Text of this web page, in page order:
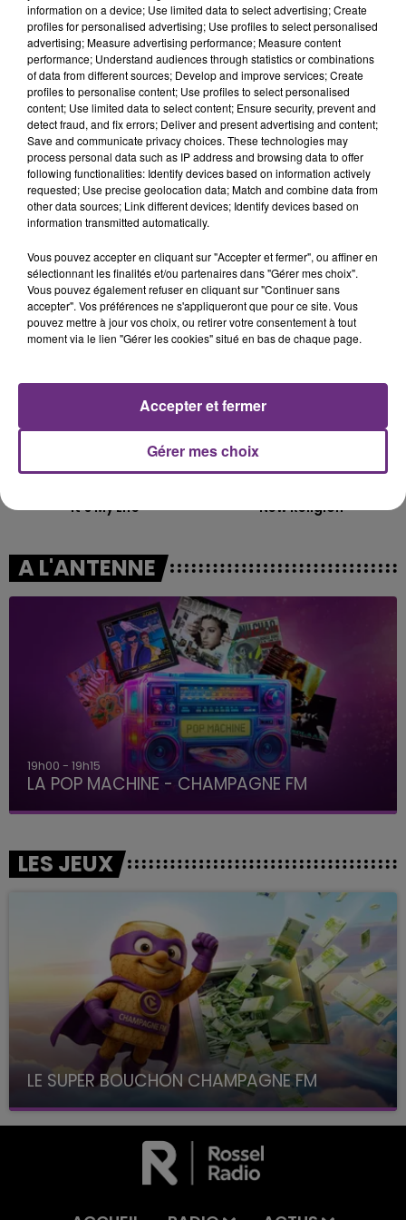
de 20 ans a été...
TITRES DIFFUSÉS
11h36
11h36
Fever Dream
11h30
11h30
J'me Demande
11h26
11h26
It's My Life
11h23
11h23
New Religion
A L'ANTENNE
19h00 - 19h15
LA POP MACHINE - CHAMPAGNE FM
LES JEUX
LE SUPER BOUCHON CHAMPAGNE FM
avec La Famille Champagne FM, à 8H10
information on a device; Use limited data to select advertising; Create
profiles for personalised advertising; Use profiles to select personalised
advertising; Measure advertising performance; Measure content
performance; Understand audiences through statistics or combinations
of data from different sources; Develop and improve services; Create
profiles to personalise content; Use profiles to select personalised
content; Use limited data to select content; Ensure security, prevent and
detect fraud, and fix errors; Deliver and present advertising and content;
Save and communicate privacy choices. These technologies may
process personal data such as IP address and browsing data to offer
following functionalities: Identify devices based on information actively
requested; Use precise geolocation data; Match and combine data from
other data sources; Link different devices; Identify devices based on
information transmitted automatically.
Vous pouvez accepter en cliquant sur "Accepter et fermer", ou affiner en
sélectionnant les finalités et/ou partenaires dans "Gérer mes choix".
Vous pouvez également refuser en cliquant sur "Continuer sans
accepter". Vos préférences ne s'appliqueront que pour ce site. Vous
pouvez mettre à jour vos choix, ou retirer votre consentement à tout
moment via le lien "Gérer les cookies" situé en bas de chaque page.
Gérer mes choix
Accepter et fermer